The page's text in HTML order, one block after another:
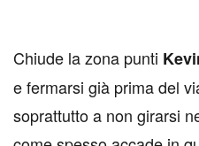
Chiude la zona punti
e fermarsi già prima del
soprattutto a non girarsi